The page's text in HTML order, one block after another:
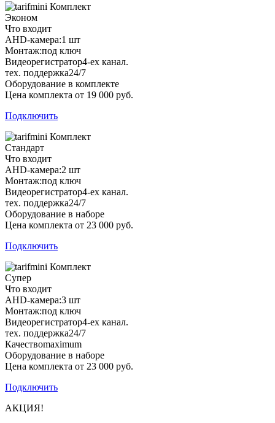
Комплект
Эконом
Что входит
AHD-камера:1 шт
Монтаж:под ключ
Видеорегистратор4-ех канал.
тех. поддержка24/7
Оборудование в комплекте
Цена комплекта от 19 000 руб.
Подключить
Комплект
Стандарт
Что входит
AHD-камера:2 шт
Монтаж:под ключ
Видеорегистратор4-ех канал.
тех. поддержка24/7
Оборудование в наборе
Цена комплекта от 23 000 руб.
Подключить
Комплект
Супер
Что входит
AHD-камера:3 шт
Монтаж:под ключ
Видеорегистратор4-ех канал.
тех. поддержка24/7
Качествоmaximum
Оборудование в наборе
Цена комплекта от 23 000 руб.
Подключить
АКЦИЯ!